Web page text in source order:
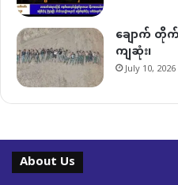
ချောက် တို
ကျဆုံး၊
July 10, 2026
About Us